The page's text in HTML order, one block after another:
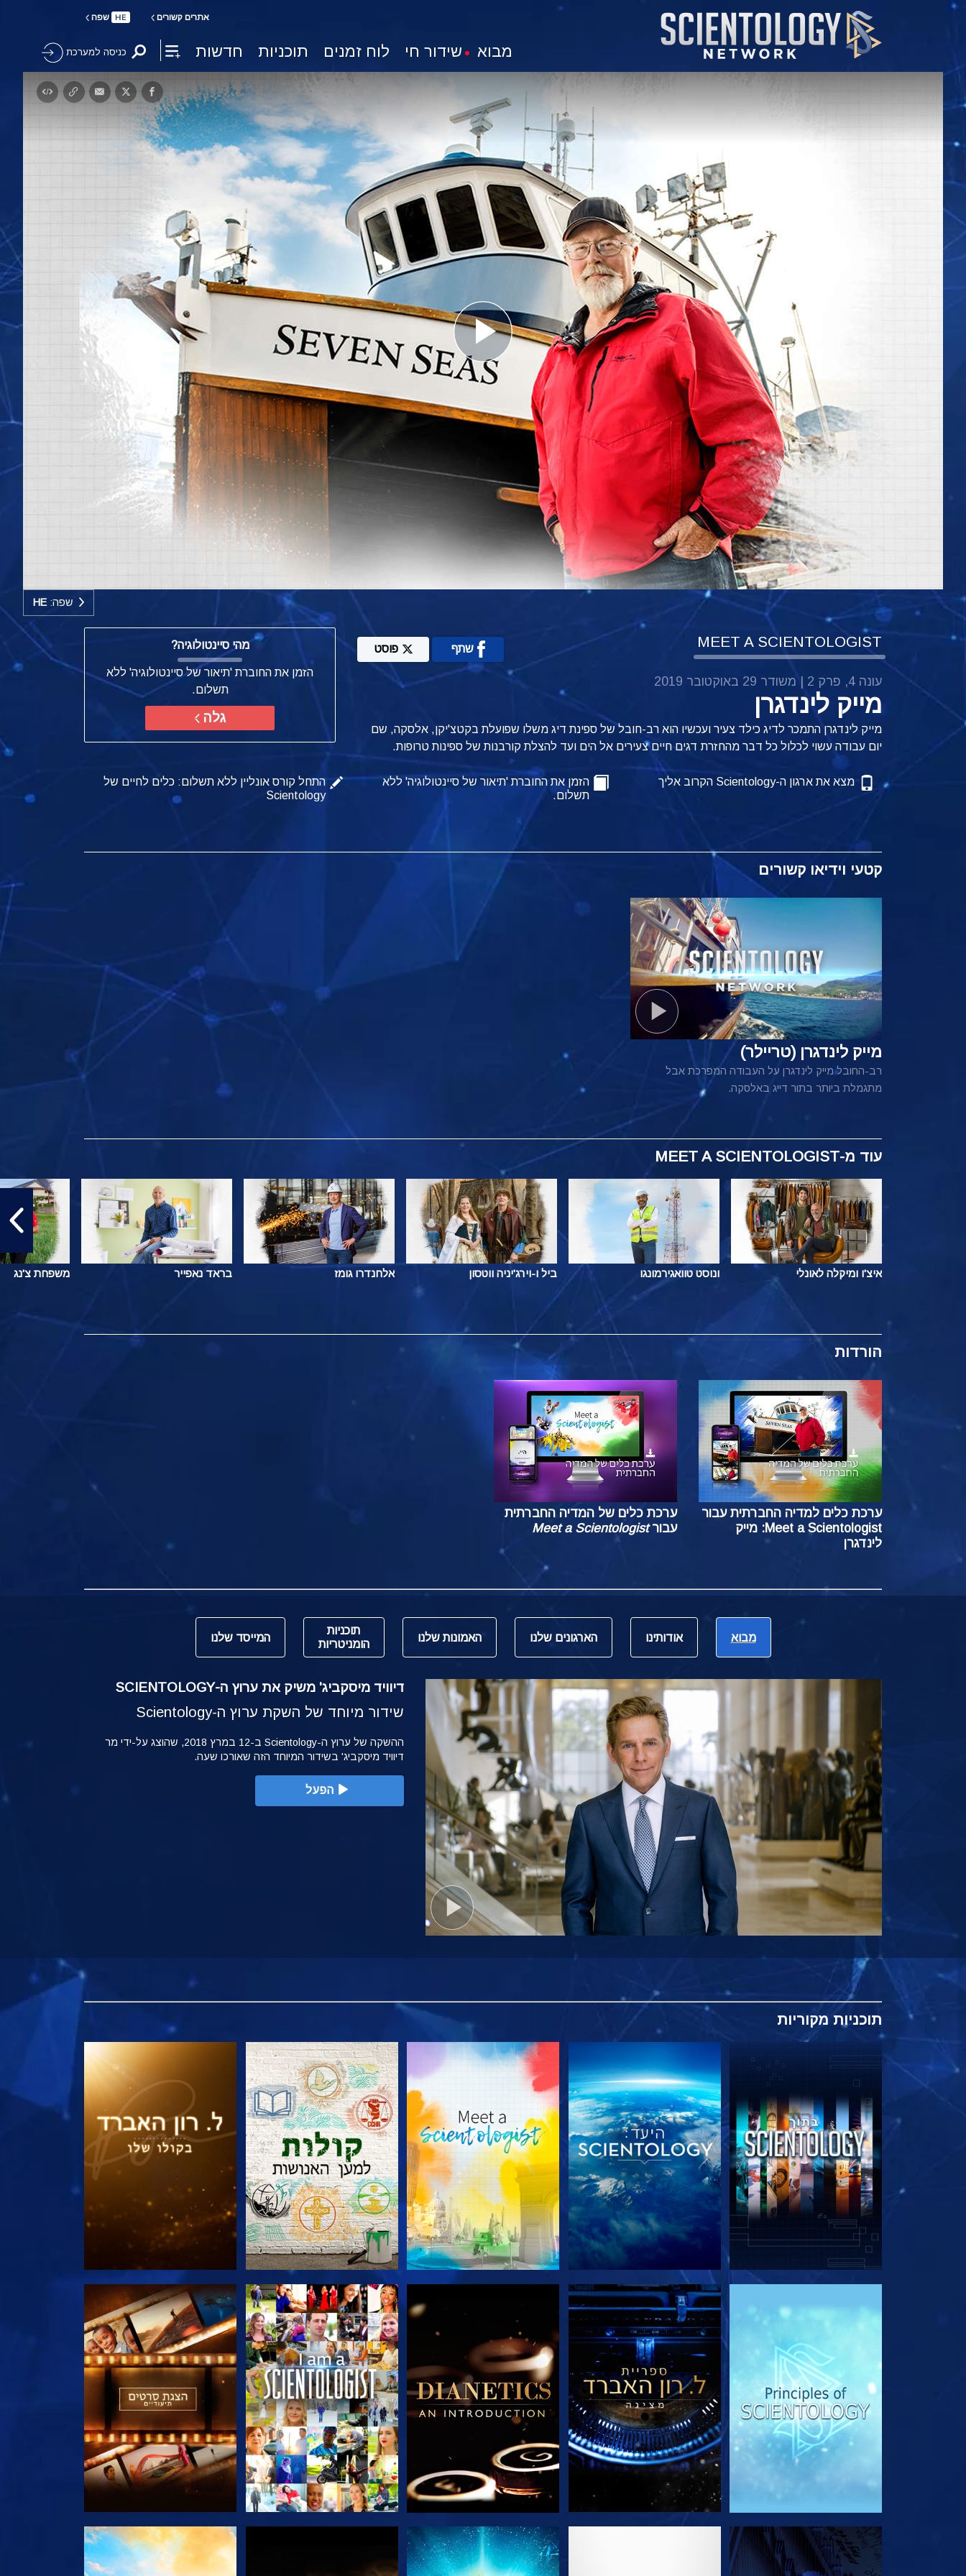
אתרים קשורים HE שפה
מבוא שידור חי לוח זמנים תוכניות חדשות כניסה למערכת
Play
Video
שפה:HE
MEET A SCIENTOLOGIST שתף פוסט
עונה 4, פרק 2 | משודר 29 באוקטובר 2019
מייק לינדגרן
מייק לינדגרן התמכר לדיג כילד צעיר ועכשיו הוא רב-חובל של ספינת דיג משלו שפועלת בקטצ'יקן, אלסקה, שם
יום עבודה עשוי לכלול כל דבר מהחזרת דגים חיים צעירים אל הים ועד להצלת קורבנות של ספינות טרופות.
מהי סיינטולוגיה?
הזמן את החוברת 'תיאור של סיינטולוגיה' ללא
תשלום.
גלה
מצא את ארגון ה-Scientology הקרוב אליך
הזמן את החוברת 'תיאור של סיינטולוגיה' ללא
תשלום.
התחל קורס אונליין ללא תשלום: כלים לחיים של
Scientology
קטעי וידיאו קשורים
מייק לינדגרן (טריילר)
רב-החובל מייק לינדגרן על העבודה המפרכת אבל
מתגמלת ביותר בתור דייג באלסקה.
עוד מ-MEET A SCIENTOLOGIST
איצ'ו ומיקלה לאונלי ונוסט טוואגירמונגו ביל ו-וירג'יניה ווטסון אלחנדרו גומז בראד נאפייר משפחת צ'נג
הורדות
ערכת כלים למדיה החברתית עבור
Meet a Scientologist: מייק
לינדגרן
ערכת כלים של המדיה החברתית
עבורMeet a Scientologist
מבוא אודותינו הארגונים שלנו האמונות שלנו
תוכניות
הומניטריות
המייסד שלנו
דיוויד מיסקביג' משיק את ערוץ ה-SCIENTOLOGY
שידור מיוחד של השקת ערוץ ה-Scientology
ההשקה של ערוץ ה-Scientology ב-12 במרץ 2018, שהוצג על-ידי מר
דיוויד מיסקביג' בשידור המיוחד הזה שאורכו שעה.
הפעל
תוכניות מקוריות
בדוק את הסדרה בדוק את הסדרה בדוק את הסדרה בדוק את הסדרה בדוק את הסדרה
צפה בדוק את הסדרה